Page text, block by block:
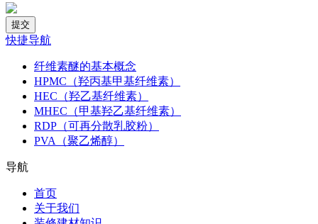
快捷导航
纤维素醚的基本概念
HPMC（羟丙基甲基纤维素）
HEC（羟乙基纤维素）
MHEC（甲基羟乙基纤维素）
RDP（可再分散乳胶粉）
PVA（聚乙烯醇）
导航
首页
关于我们